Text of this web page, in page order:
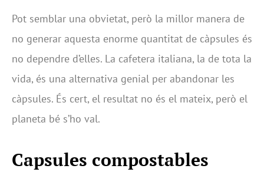
Pot semblar una obvietat, però la millor manera de
no generar aquesta enorme quantitat de càpsules és
no dependre d’elles. La cafetera italiana, la de tota la
vida, és una alternativa genial per abandonar les
càpsules. És cert, el resultat no és el mateix, però el
planeta bé s’ho val.
Capsules compostables